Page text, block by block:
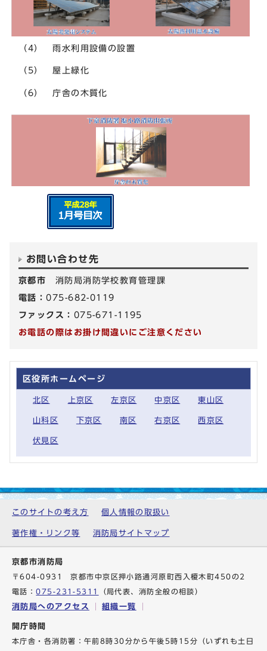
（4） 雨水利用設備の設置
（5） 屋上緑化
（6） 庁舎の木質化
お問い合わせ先
京都市 消防局消防学校教育管理課
電話：075-682-0119
ファックス： 075-671-1195
お電話の際はお掛け間違いにご注意ください
区役所ホームページ
北区 上京区 左京区 中京区 東山区
山科区 下京区 南区 右京区 西京区
伏見区
このサイトの考え方 個人情報の取扱い
著作権・リンク等 消防局サイトマップ
京都市消防局
〒604-0931 京都市中京区押小路通河原町西入榎木町450の2
電話：075-231-5311 （局代表、消防全般の相談）
消防局へのアクセス 組織一覧
開庁時間
本庁舎・各消防署：午前8時30分から午後5時15分（いずれも土日